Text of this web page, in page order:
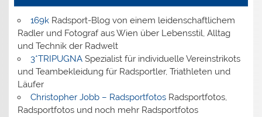
169kRadsport-Blog von einem leidenschaftlichem
Radler und Fotograf aus Wien über Lebensstil, Alltag
und Technik der Radwelt
3*TRIPUGNASpezialist für individuelle Vereinstrikots
und Teambekleidung für Radsportler, Triathleten und
Läufer
Christopher Jobb – RadsportfotosRadsportfotos,
Radsportfotos und noch mehr Radsportfotos